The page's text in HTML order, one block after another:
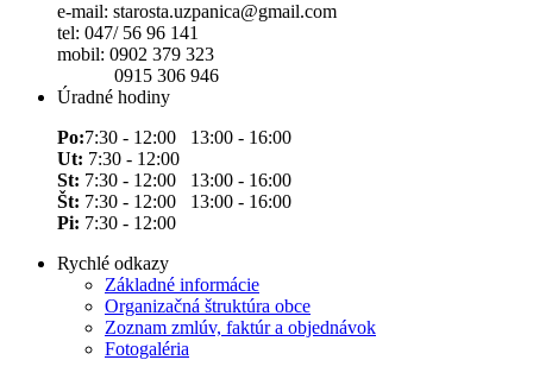
e-mail: starosta.uzpanica@gmail.com
tel: 047/ 56 96 141
mobil: 0902 379 323
0915 306 946
Úradné hodiny
Po:7:30 - 12:00 13:00 - 16:00
Ut: 7:30 - 12:00
St: 7:30 - 12:00 13:00 - 16:00
Št: 7:30 - 12:00 13:00 - 16:00
Pi: 7:30 - 12:00
Rychlé odkazy
Základné informácie
Organizačná štruktúra obce
Zoznam zmlúv, faktúr a objednávok
Fotogaléria